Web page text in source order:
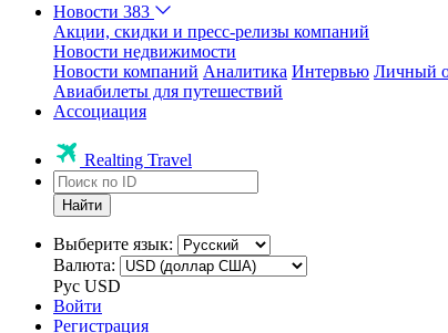
Новости 383
Акции, скидки и пресс-релизы компаний
Новости недвижимости
Новости компаний Аналитика Интервью Личный
Авиабилеты для путешествий
Ассоциация
Realting Travel
Найти
Выберите язык:
Валюта:
Рус USD
Войти
Регистрация